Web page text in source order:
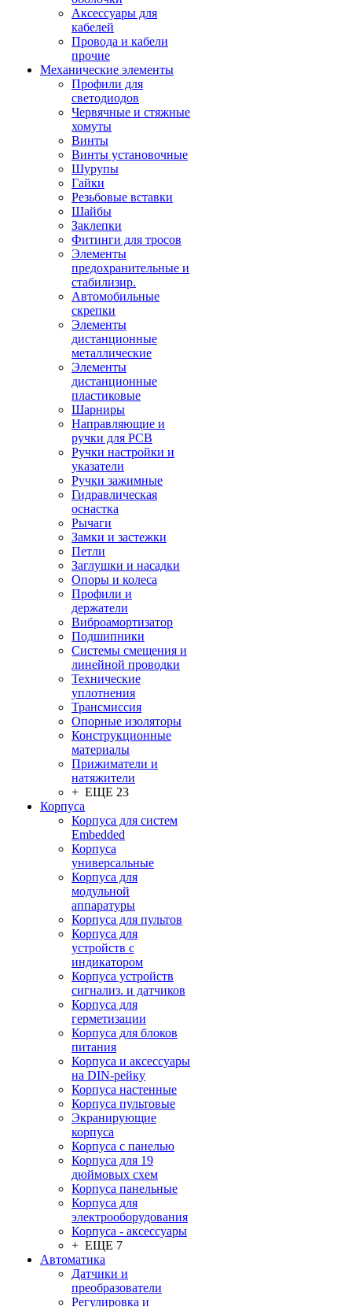
Аксессуары для
кабелей
Провода и кабели
прочие
Механические элементы
Профили для
светодиодов
Червячные и стяжные
хомуты
Винты
Винты установочные
Шурупы
Гайки
Резьбовые вставки
Шайбы
Заклепки
Фитинги для тросов
Элементы
предохранительные и
стабилизир.
Автомобильные
скрепки
Элементы
дистанционные
металлические
Элементы
дистанционные
пластиковые
Шарниры
Направляющие и
ручки для PCB
Ручки настройки и
указатели
Ручки зажимные
Гидравлическая
оснастка
Рычаги
Замки и застежки
Петли
Заглушки и насадки
Опоры и колеса
Профили и
держатели
Виброамортизатор
Подшипники
Системы смещения и
линейной проводки
Технические
уплотнения
Трансмиссия
Опорные изоляторы
Конструкционные
материалы
Прижиматели и
натяжители
+ ЕЩЕ 23
Корпуса
Корпуса для систем
Embedded
Корпуса
универсальные
Корпуса для
модульной
аппаратуры
Корпуса для пультов
Корпуса для
устройств с
индикатором
Корпуса устройств
сигнализ. и датчиков
Корпуса для
герметизации
Корпуса для блоков
питания
Корпуса и аксессуары
на DIN-рейку
Корпуса настенные
Корпуса пультовые
Экранирующие
корпуса
Корпуса с панелью
Корпуса для 19
дюймовых схем
Корпуса панельные
Корпуса для
электрооборудования
Корпуса - аксессуары
+ ЕЩЕ 7
Автоматика
Датчики и
преобразователи
Регулировка и